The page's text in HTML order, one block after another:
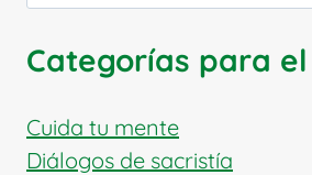
DE
FE
PASTOR
FIEL
Categorías para
Cuida tu mente
Diálogos de sacristía